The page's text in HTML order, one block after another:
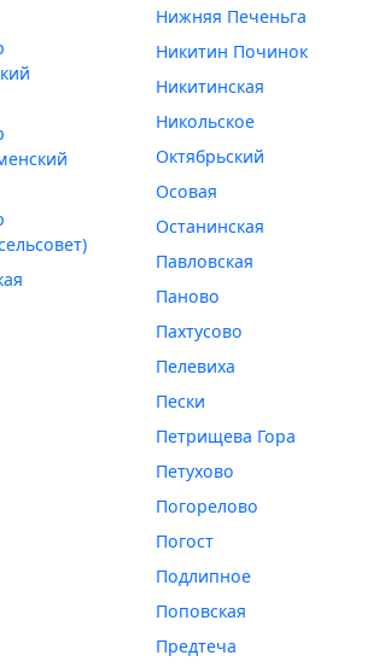
Нижняя Печеньга
Никитин Починок
Никитинская
Никольское
Октябрьский
Осовая
Останинская
Павловская
Паново
Пахтусово
Пелевиха
Пески
Петрищева Гора
Петухово
Погорелово
Погост
Подлипное
Поповская
Предтеча